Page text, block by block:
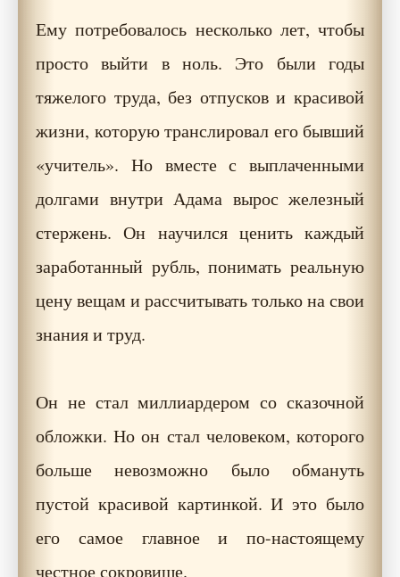
Ему потребовалось несколько лет, чтобы
просто выйти в ноль. Это были годы
тяжелого труда, без отпусков и красивой
жизни, которую транслировал его бывший
«учитель». Но вместе с выплаченными
долгами внутри Адама вырос железный
стержень. Он научился ценить каждый
заработанный рубль, понимать реальную
цену вещам и рассчитывать только на свои
знания и труд.
Он не стал миллиардером со сказочной
обложки. Но он стал человеком, которого
больше невозможно было обмануть
пустой красивой картинкой. И это было
его самое главное и по-настоящему
честное сокровище.